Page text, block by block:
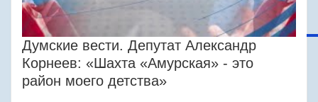
Думские вести. Депутат Александр
Корнеев: «Шахта «Амурская» - это
район моего детства»